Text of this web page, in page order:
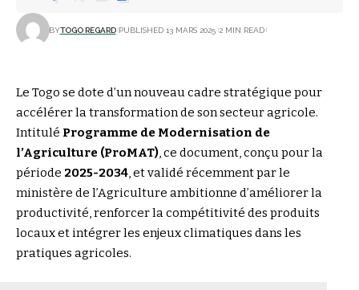
BYTOGO REGARD PUBLISHED 13 MARS 2025 2 MIN READ
Le Togo se dote d’un nouveau cadre stratégique pour
accélérer la transformation de son secteur agricole.
Intitulé Programme de Modernisation de
l’Agriculture (ProMAT), ce document, conçu pour la
période 2025-2034, et validé récemment par le
ministère de l’Agriculture ambitionne d’améliorer la
productivité, renforcer la compétitivité des produits
locaux et intégrer les enjeux climatiques dans les
pratiques agricoles.